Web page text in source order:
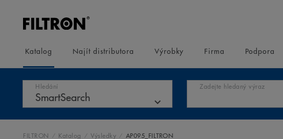
Katalog Najít distributora Výrobky Firma Podpora
Hledání Zadejte hledaný výraz
FILTRON Katalog Výsledky AP095_FILTRON